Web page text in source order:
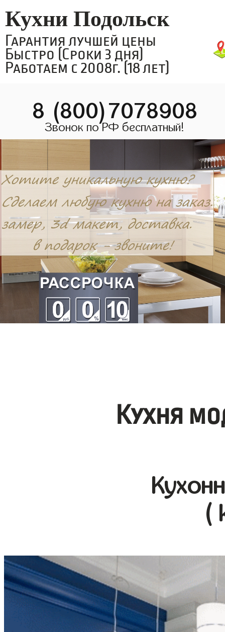
Кухни Подольск
Гарантия лучшей цены
Быстро (Сроки 3 дня)
Работаем с 2008г. (18 лет)
8 (800)7078908
Звонок по РФ бесплатный!
Кухня
(